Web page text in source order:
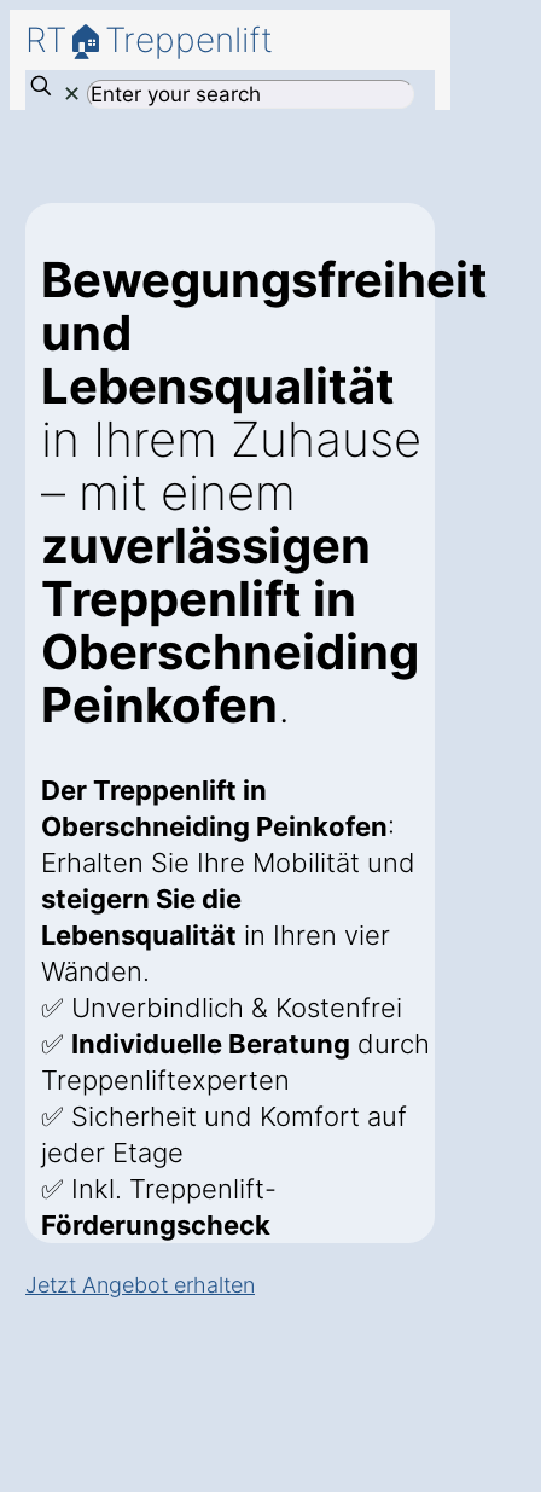
RT🏠Treppenlift
✕
Bewegungsfreiheit
und
Lebensqualität
in Ihrem Zuhause
– mit einem
zuverlässigen
Treppenlift in
Oberschneiding
Peinkofen.
Der Treppenlift in
Oberschneiding Peinkofen:
Erhalten Sie Ihre Mobilität und
steigern Sie die
Lebensqualität in Ihren vier
Wänden.
✅ Unverbindlich & Kostenfrei
✅ Individuelle Beratung durch
Treppenliftexperten
✅ Sicherheit und Komfort auf
jeder Etage
✅ Inkl. Treppenlift-
Förderungscheck
Jetzt Angebot erhalten